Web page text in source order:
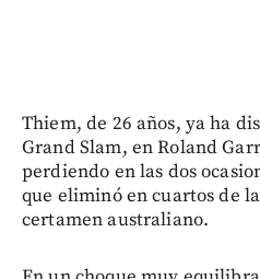
Thiem, de 26 años, ya ha
Grand Slam, en Roland
perdiendo en las dos
que eliminó en cuartos de
certamen australiano.